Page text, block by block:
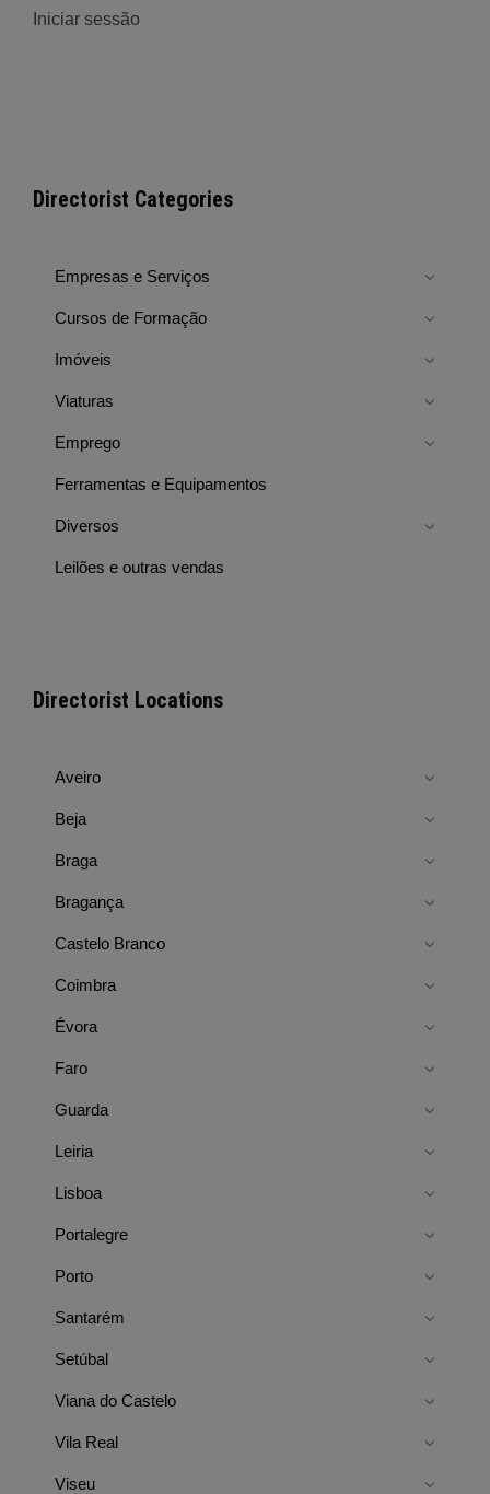
Iniciar sessão
Directorist Categories
Empresas e Serviços
Cursos de Formação
Imóveis
Viaturas
Emprego
Ferramentas e Equipamentos
Diversos
Leilões e outras vendas
Directorist Locations
Aveiro
Beja
Braga
Bragança
Castelo Branco
Coimbra
Évora
Faro
Guarda
Leiria
Lisboa
Portalegre
Porto
Santarém
Setúbal
Viana do Castelo
Vila Real
Viseu